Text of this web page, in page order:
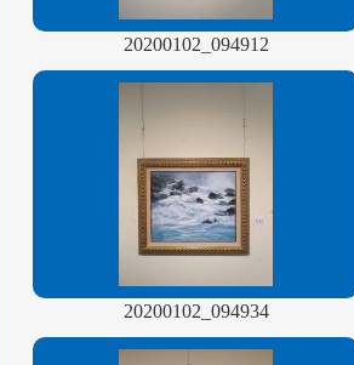
20200102_094912
20200102_094934